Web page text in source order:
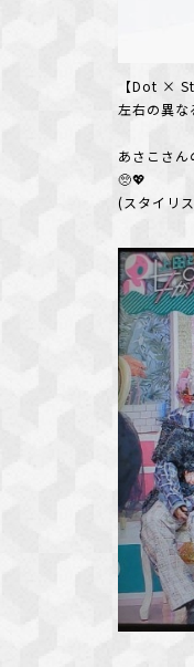
【Dot ×
左右の異な
あさこさ
🥺💖
(スタイリ